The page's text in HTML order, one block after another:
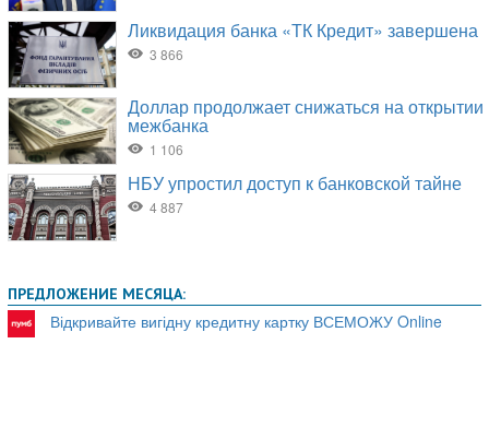
ПРЕДЛОЖЕНИЕ МЕСЯЦА:
Відкривайте вигідну кредитну картку ВСЕМОЖУ Online